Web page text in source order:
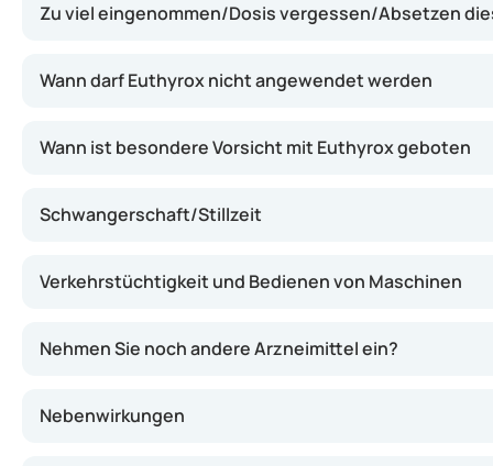
Zu viel eingenommen/Dosis vergessen/Absetzen
Wann darf Euthyrox nicht angewendet werden
Wann ist besondere Vorsicht mit Euthyrox geboten
Schwangerschaft/Stillzeit
Verkehrstüchtigkeit und Bedienen von Maschinen
Nehmen Sie noch andere Arzneimittel ein?
Nebenwirkungen